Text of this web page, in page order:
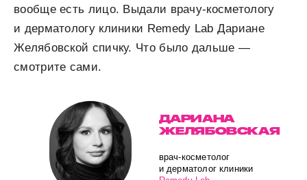
вообще есть лицо. Выдали врачу-косметологу
и дерматологу клиники Remedy Lab Дариане
Желябовской спичку. Что было дальше —
смотрите сами.
ДАРИАНА
ЖЕЛЯБОВСКАЯ
врач-косметолог
и дерматолог клиники